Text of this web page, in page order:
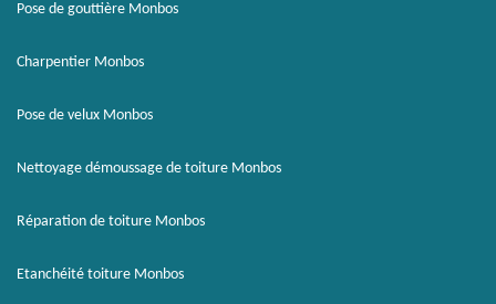
Pose de gouttière Monbos
Charpentier Monbos
Pose de velux Monbos
Nettoyage démoussage de toiture Monbos
Réparation de toiture Monbos
Etanchéité toiture Monbos